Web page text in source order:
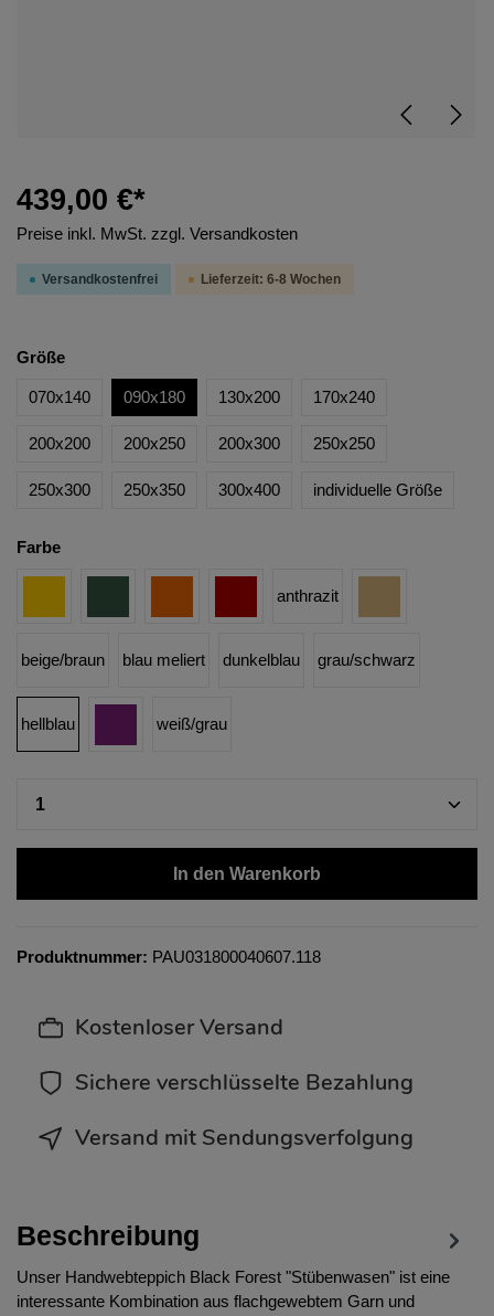
439,00 €*
Preise inkl. MwSt. zzgl. Versandkosten
Versandkostenfrei Lieferzeit: 6-8 Wochen
Größe
070x140 090x180 130x200 170x240
200x200 200x250 200x300 250x250
250x300 250x350 300x400 individuelle Größe
Farbe
anthrazit
beige/braun blau meliert dunkelblau grau/schwarz
hellblau weiß/grau
In den Warenkorb
Produktnummer: PAU031800040607.118
Kostenloser Versand
Sichere verschlüsselte Bezahlung
Versand mit Sendungsverfolgung
Beschreibung
Unser Handwebteppich Black Forest "Stübenwasen" ist eine
interessante Kombination aus flachgewebtem Garn und